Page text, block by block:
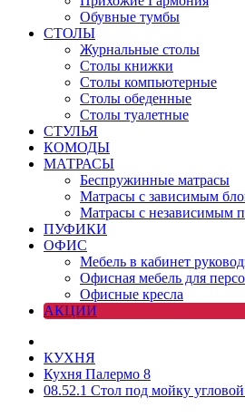
Обувные тумбы
СТОЛЫ
Журнальные столы
Столы книжки
Столы компьютерные
Столы обеденные
Столы туалетные
СТУЛЬЯ
КОМОДЫ
МАТРАСЫ
Беспружинные матрасы
Матрасы с зависимым
Матрасы с независимым
ПУФИКИ
ОФИС
Мебель в кабинет
Офисная мебель для
Офисные кресла
АКЦИИ
КУХНЯ
Кухня Палермо 8
08.52.1 Стол под мойку